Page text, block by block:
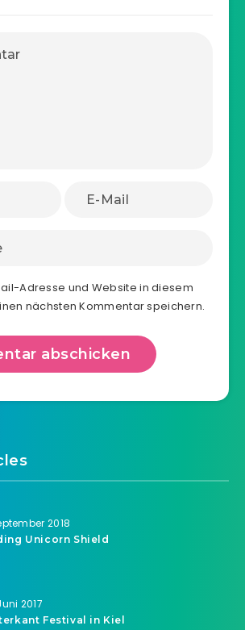
Adresse und Website in diesem
nächsten Kommentar speichern.
2018
Unicorn Shield
2017
Festival in Kiel